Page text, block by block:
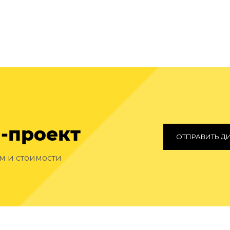
проект
и стоимости
ОТПРАВИТЬ